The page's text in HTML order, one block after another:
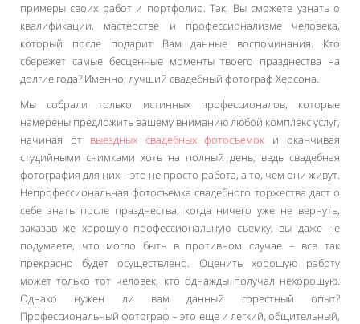
примеры своих работ и портфолио. Так, Вы сможете узнать о
квалификации, мастерстве и профессионализме человека,
который после подарит Вам данные воспоминания. Кто
сбережет самые бесценные моменты твоего празднества на
долгие года? Именно, лучший свадебный фотограф Херсона.
Мы собрали только истинных профессионалов, которые
намерены предложить вашему вниманию любой комплекс услуг,
начиная от выездных свадебных фотосъемок и оканчивая
студийными снимками хоть на полный день, ведь свадебная
фотография для них – это не просто работа, а то, чем они живут.
Непрофессиональная фотосъемка свадебного торжества даст о
себе знать после празднества, когда ничего уже не вернуть,
заказав же хорошую профессиональную съемку, вы даже не
подумаете, что могло быть в противном случае – все так
прекрасно будет осуществлено. Оценить хорошую работу
может только тот человек, кто однажды получал нехорошую.
Однако нужен ли вам данный горестный опыт?
Профессиональный фотограф – это еще и легкий, общительный,